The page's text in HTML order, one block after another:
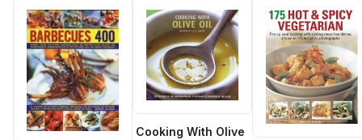
Cooking With Olive